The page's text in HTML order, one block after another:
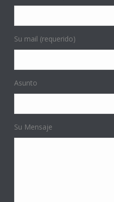
Su mail (requerido)
Asunto
Su Mensaje